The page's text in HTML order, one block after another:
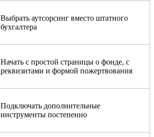
Выбрать аутсорсинг вместо штатного
бухгалтера
Начать с простой страницы о фонде, с
реквизитами и формой пожертвования
Подключать дополнительные
инструменты постепенно